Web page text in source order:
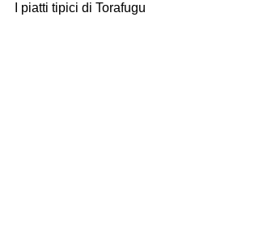
I piatti tipici di Torafugu